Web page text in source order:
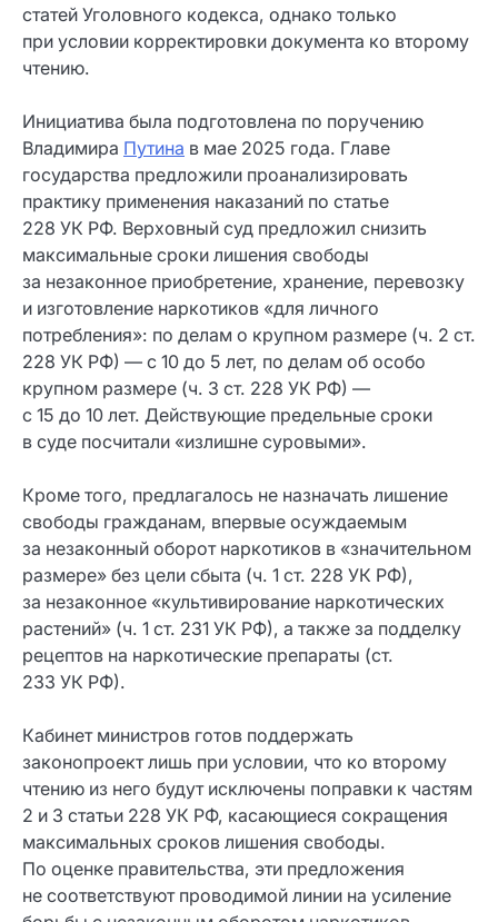
статей Уголовного кодекса, однако только
при условии корректировки документа ко второму
чтению.
Инициатива была подготовлена по поручению
Владимира Путина в мае 2025 года. Главе
государства предложили проанализировать
практику применения наказаний по статье
228 УК РФ. Верховный суд предложил снизить
максимальные сроки лишения свободы
за незаконное приобретение, хранение, перевозку
и изготовление наркотиков «для личного
потребления»: по делам о крупном размере (ч. 2 ст.
228 УК РФ) — с 10 до 5 лет, по делам об особо
крупном размере (ч. 3 ст. 228 УК РФ) —
с 15 до 10 лет. Действующие предельные сроки
в суде посчитали «излишне суровыми».
Кроме того, предлагалось не назначать лишение
свободы гражданам, впервые осуждаемым
за незаконный оборот наркотиков в «значительном
размере» без цели сбыта (ч. 1 ст. 228 УК РФ),
за незаконное «культивирование наркотических
растений» (ч. 1 ст. 231 УК РФ), а также за подделку
рецептов на наркотические препараты (ст.
233 УК РФ).
Кабинет министров готов поддержать
законопроект лишь при условии, что ко второму
чтению из него будут исключены поправки к частям
2 и 3 статьи 228 УК РФ, касающиеся сокращения
максимальных сроков лишения свободы.
По оценке правительства, эти предложения
не соответствуют проводимой линии на усиление